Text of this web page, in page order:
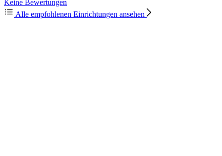
Keine Bewertungen
Alle empfohlenen Einrichtungen ansehen